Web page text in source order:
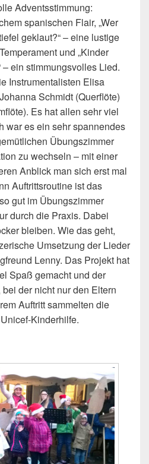
Adventsstimmung:
spanischen Flair, „Wer
geklaut?“ – eine lustige
und „Kinder
ein stimmungsvolles Lied.
Instrumentalisten Elisa
Schmidt (Querflöte)
Es hat allen sehr viel
war es ein sehr spannendes
Übungszimmer
zu wechseln – mit einer
Anblick man sich erst mal
Auftrittsroutine ist das
gut im Übungszimmer
durch die Praxis. Dabei
bleiben. Wie das geht,
Umsetzung der Lieder
Lenny. Das Projekt hat
Spaß gemacht und der
der nicht nur den Eltern
Auftritt sammelten die
Kinderhilfe.